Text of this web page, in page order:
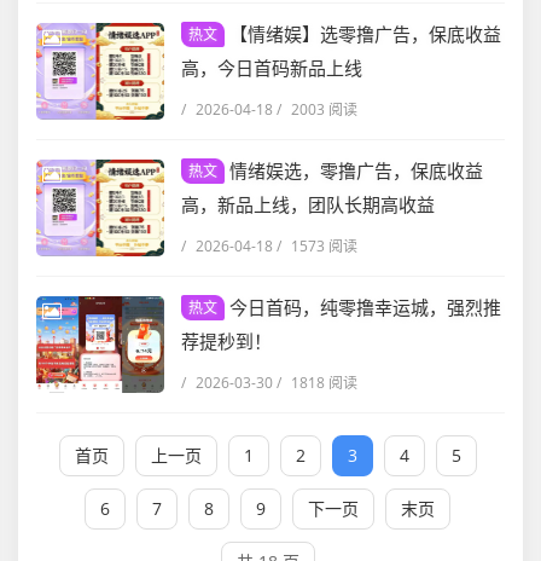
热文
【情绪娱】选零撸广告，保底收益
高，今日首码新品上线
/ 2026-04-18 / 2003 阅读
热文 情绪娱选，零撸广告，保底收益
高，新品上线，团队长期高收益
/ 2026-04-18 / 1573 阅读
热文 今日首码，纯零撸幸运城，强烈推
荐提秒到！
/ 2026-03-30/ 1818 阅读
首页 上一页 1 2 3 4 5
6 7 8 9 下一页 末页